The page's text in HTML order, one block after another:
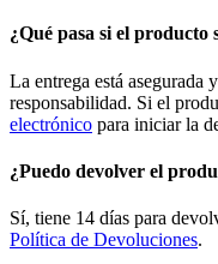
¿Qué pasa si el producto
La entrega está asegurada
responsabilidad. Si el
electrónico para iniciar la
¿Puedo devolver el
Sí, tiene 14 días para
Política de Devoluciones.